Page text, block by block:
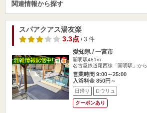
関連情報から探す
スパアクアス湯友楽
3.3点/ 3 件
愛知県 / 一宮市
開明駅481m
名古屋鉄道尾西線「開明駅」か
営業時間 9:00～25:00
入浴料金 850円～
日帰り ロウリュ
クーポンあり